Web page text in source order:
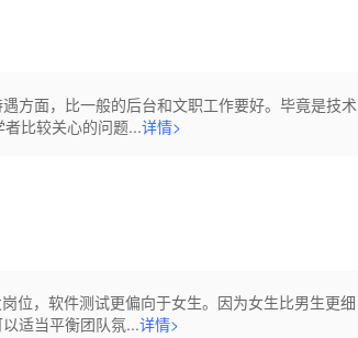
方面，比一般的后台和文职工作要好。毕竟是技术
比较关心的问题...详情>
位，软件测试更偏向于女生。因为女生比男生更细
适当平衡团队氛...详情>